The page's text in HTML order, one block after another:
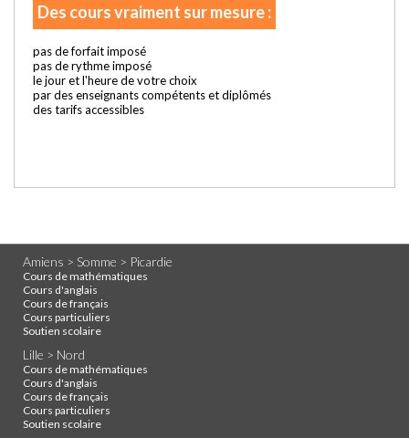
Des cours vraiment sur mesure :
pas de forfait imposé
pas de rythme imposé
le jour et l'heure de votre choix
par des enseignants compétents et diplômés
des tarifs accessibles
Amiens > Somme > Picardie
Cours de mathématiques
Cours d'anglais
Cours de français
Cours particuliers
Soutien scolaire
Lille > Nord
Cours de mathématiques
Cours d'anglais
Cours de français
Cours particuliers
Soutien scolaire